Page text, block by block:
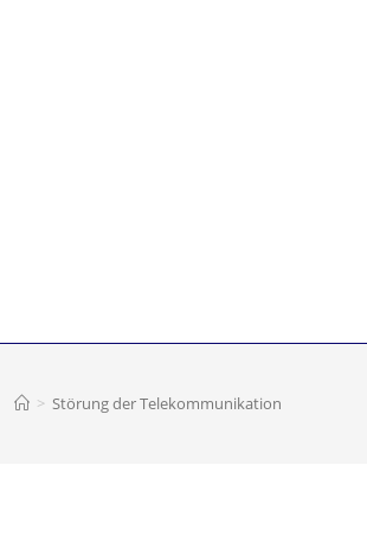
> Störung der Telekommunikation